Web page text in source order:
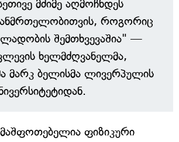
მძიმე აღმოჩნდეს
როგორიც
შემთხვევაშია" —
ხელმძღვანელმა,
მარკ ბელისმა ლივერპულის
ფიზიკური